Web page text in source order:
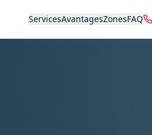
ServicesAvantagesZonesFAQ